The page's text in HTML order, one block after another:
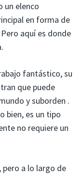
un elenco
en forma de
aquí es donde
fantástico, su
que puede
y suborden .
bien, es un tipo
no requiere un
pero a lo largo de